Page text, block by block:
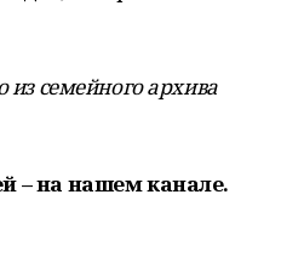
из семейного архива
– на нашем канале.